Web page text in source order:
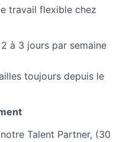
travail flexible chez
à 3 jours par semaine
toujours depuis le
Talent Partner, (30